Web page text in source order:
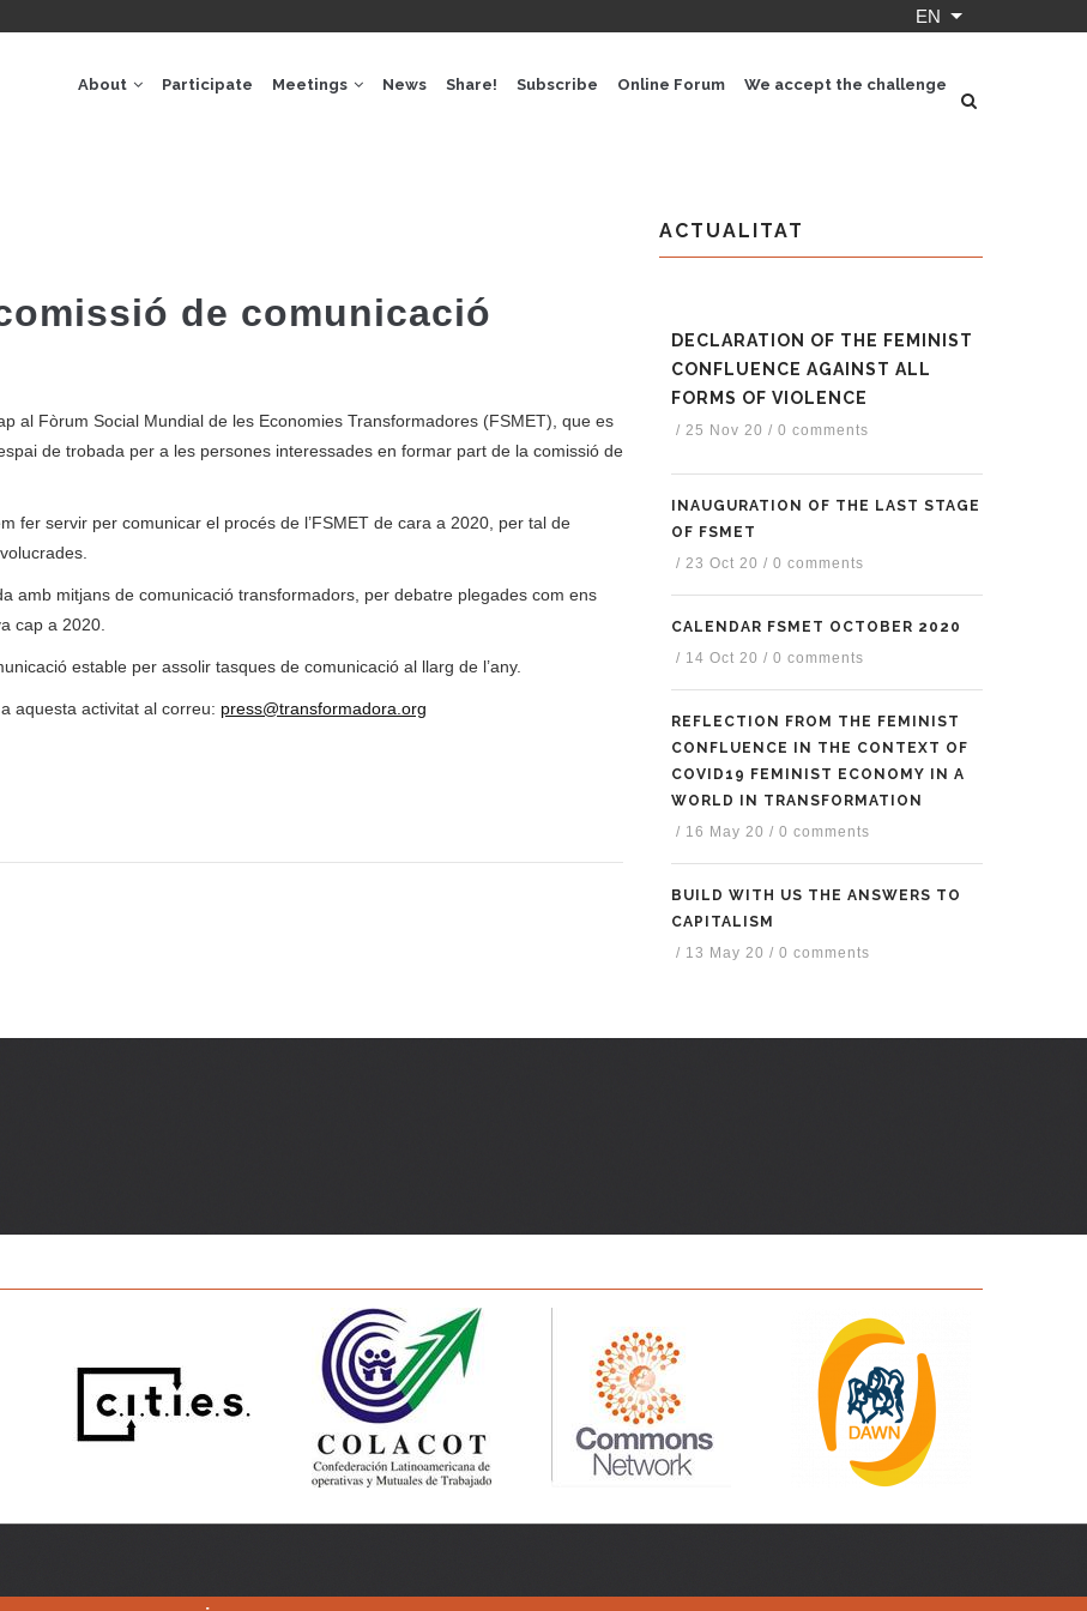
EN List additional
About Participate Meetings News Share! Subscribe Online Forum We accept the challenge
de comunicació
al Fòrum Social Mundial de les Economies Transformadores (FSMET), que es
de trobada per a les persones interessades en formar part de la comissió de
fer servir per comunicar el procés de l’FSMET de cara a 2020, per tal de
amb mitjans de comunicació transformadors, per debatre plegades com ens
cap a 2020.
estable per assolir tasques de comunicació al llarg de l’any.
aquesta activitat al correu: press@transformadora.org
ACTUALITAT
DECLARATION OF THE FEMINIST
CONFLUENCE AGAINST ALL
FORMS OF VIOLENCE
/ 25 Nov 20 / 0 comments
INAUGURATION OF THE LAST STAGE
OF FSMET
/ 23 Oct 20 / 0 comments
CALENDAR FSMET OCTOBER 2020
/ 14 Oct 20 / 0 comments
REFLECTION FROM THE FEMINIST
CONFLUENCE IN THE CONTEXT OF
COVID19 FEMINIST ECONOMY IN A
WORLD IN TRANSFORMATION
/ 16 May 20 / 0 comments
BUILD WITH US THE ANSWERS TO
CAPITALISM
/ 13 May 20 / 0 comments
exists!